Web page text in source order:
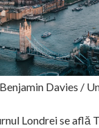
Davies /
Londrei se află